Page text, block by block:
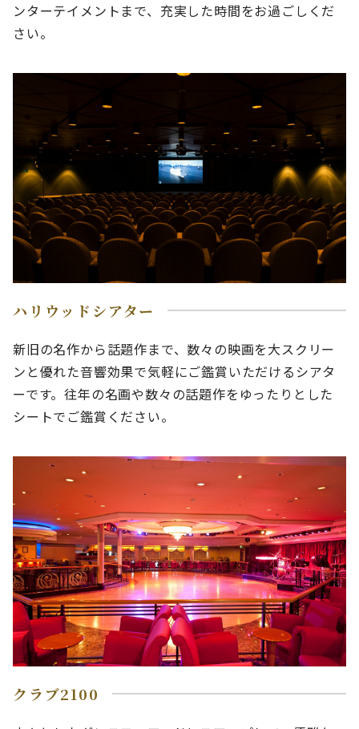
ンターテイメントまで、充実した時間をお過ごしくだ
さい。
ハリウッドシアター
新旧の名作から話題作まで、数々の映画を大スクリー
ンと優れた音響効果で気軽にご鑑賞いただけるシアタ
ーです。往年の名画や数々の話題作をゆったりとした
シートでご鑑賞ください。
クラブ2100